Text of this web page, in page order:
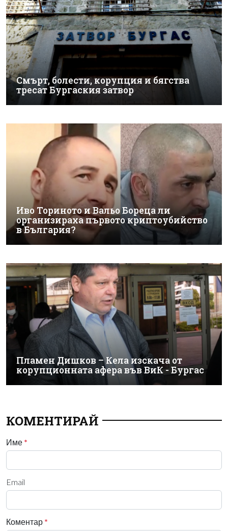
Смърт, болести, корупция и бягства
тресат Бургаския затвор
Иво Ториното и Вальо Бореца ли
организираха първото криптоубийство
в България?
Пламен Дишков – Кела изскача от
корупционната афера във ВиК - Бургас
КОМЕНТИРАЙ
Име *
Email
Коментар *